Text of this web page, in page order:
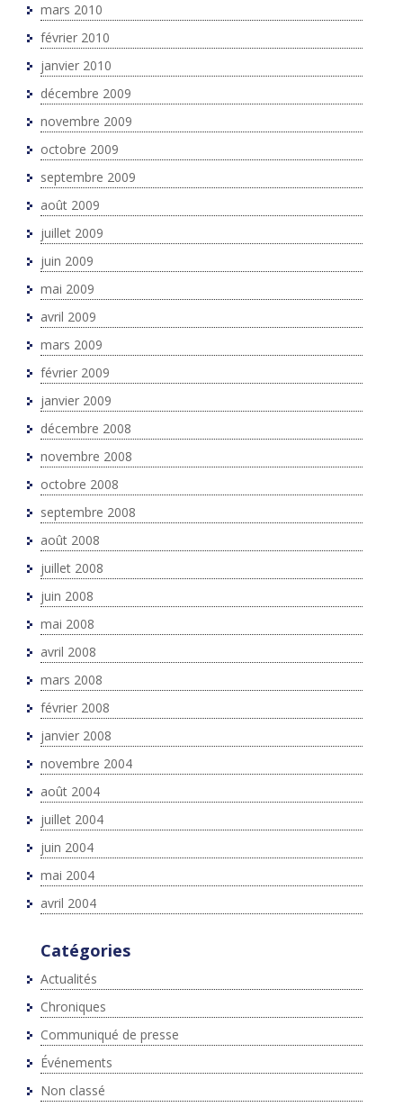
mars 2010
février 2010
janvier 2010
décembre 2009
novembre 2009
octobre 2009
septembre 2009
août 2009
juillet 2009
juin 2009
mai 2009
avril 2009
mars 2009
février 2009
janvier 2009
décembre 2008
novembre 2008
octobre 2008
septembre 2008
août 2008
juillet 2008
juin 2008
mai 2008
avril 2008
mars 2008
février 2008
janvier 2008
novembre 2004
août 2004
juillet 2004
juin 2004
mai 2004
avril 2004
Catégories
Actualités
Chroniques
Communiqué de presse
Événements
Non classé